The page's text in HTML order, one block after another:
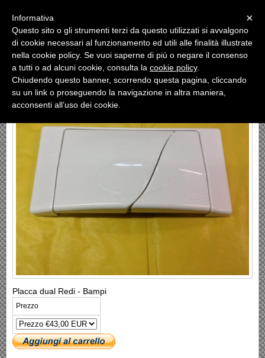
INDIETRO « »
PLACCA DUAL REDI - BAMPI
Placca dual Redi - Bampi
Prezzo
×
Informativa
Questo sito o gli strumenti terzi da questo utilizzati si avvalgono
di cookie necessari al funzionamento ed utili alle finalità illustrate
nella cookie policy. Se vuoi saperne di più o negare il consenso
a tutti o ad alcuni cookie, consulta la cookie policy.
Chiudendo questo banner, scorrendo questa pagina, cliccando
su un link o proseguendo la navigazione in altra maniera,
acconsenti all’uso dei cookie.